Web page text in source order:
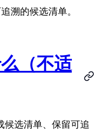
溯的候选清单。
（不适
候选清单、保留可追